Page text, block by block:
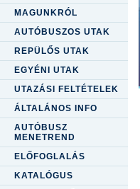
MAGUNKRÓL
AUTÓBUSZOS UTAK
REPÜLŐS UTAK
EGYÉNI UTAK
UTAZÁSI FELTÉTELEK
ÁLTALÁNOS INFO
AUTÓBUSZ
MENETREND
ELŐFOGLALÁS
KATALÓGUS